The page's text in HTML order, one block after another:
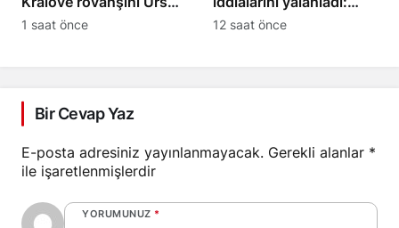
Schnyder yönetecek
1 saat önce
“Yalanlara inanmayın”
12 saat önce
Bir Cevap Yaz
E-posta adresiniz yayınlanmayacak. Gerekli alanlar *
ile işaretlenmişlerdir
YORUMUNUZ *